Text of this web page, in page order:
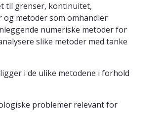
til grenser, kontinuitet,
metoder som omhandler
numeriske metoder for
slike metoder med tanke
i de ulike metodene i forhold
problemer relevant for